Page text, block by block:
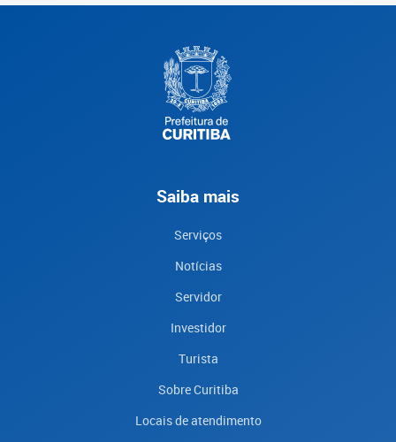
Saiba mais
Serviços
Notícias
Servidor
Investidor
Turista
Sobre Curitiba
Locais de atendimento